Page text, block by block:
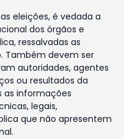
eleições, é vedada a
dos órgãos e
ressalvadas as
Também devem ser
autoridades, agentes
ou resultados da
as informações
legais,
que não apresentem